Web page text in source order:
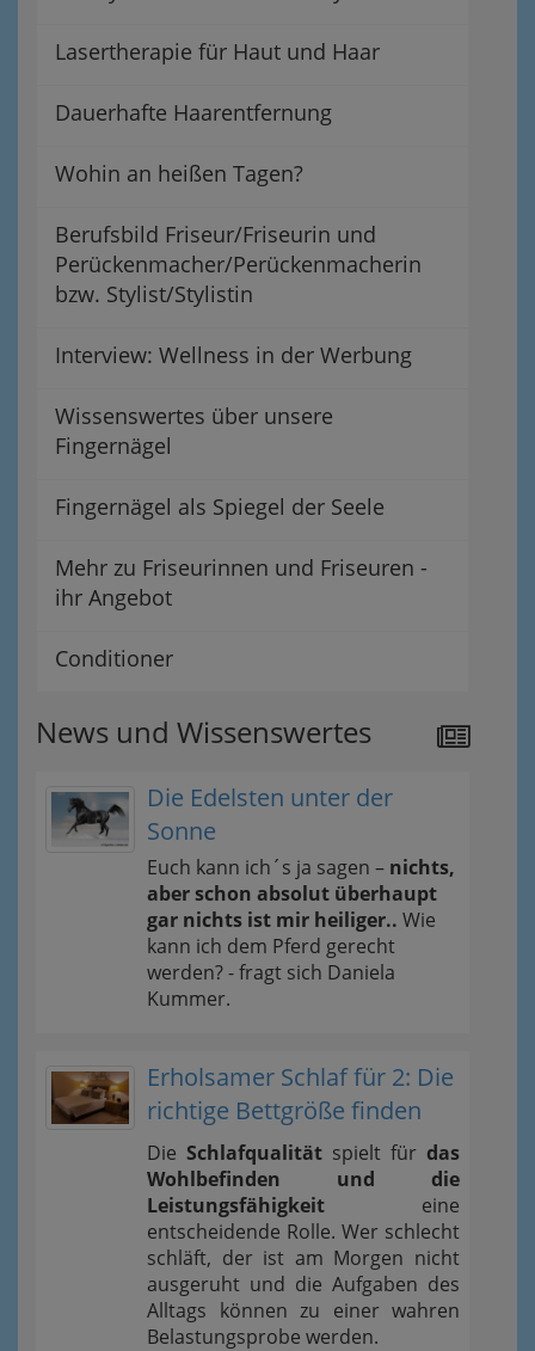
Lasertherapie für Haut und Haar
Dauerhafte Haarentfernung
Wohin an heißen Tagen?
Berufsbild Friseur/Friseurin und
Perückenmacher/Perückenmacherin
bzw. Stylist/Stylistin
Interview: Wellness in der Werbung
Wissenswertes über unsere
Fingernägel
Fingernägel als Spiegel der Seele
Mehr zu Friseurinnen und Friseuren -
ihr Angebot
Conditioner
News und Wissenswertes
Die Edelsten unter der
Sonne
Euch kann ich´s ja sagen – nichts,
aber schon absolut überhaupt
gar nichts ist mir heiliger.. Wie
kann ich dem Pferd gerecht
werden? - fragt sich Daniela
Kummer.
Erholsamer Schlaf für 2: Die
richtige Bettgröße finden
Die Schlafqualität spielt für das
Wohlbefinden und die
Leistungsfähigkeit eine
entscheidende Rolle. Wer schlecht
schläft, der ist am Morgen nicht
ausgeruht und die Aufgaben des
Alltags können zu einer wahren
Belastungsprobe werden.